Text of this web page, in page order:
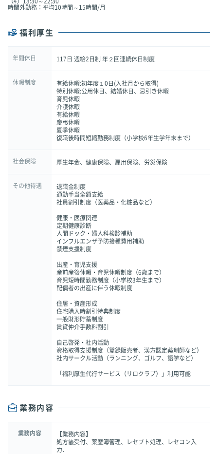
時間外勤務：平均10時間～15時間/月
福利厚生
年間休日 117日 週給2日制 年２回連続休日制度
休暇制度
有給休暇:初年度１0日(入社月から取得)
特別休暇:公用休日、結婚休日、忌引き休暇
育児休暇
介護休暇
有給休暇
慶弔休暇
夏季休暇
復職後時間短縮勤務制度（小学校6年生学年末まで）
社会保険 厚生年金、健康保険、雇用保険、労災保険
その他待遇
退職金制度
通勤手当全額支給
社員割引制度（医薬品・化粧品など）
健康・医療関連
定期健康診断
人間ドック・婦人科検診補助
インフルエンザ予防接種費用補助
禁煙支援制度
出産・育児支援
産前産後休暇・育児休暇制度（6歳まで）
育児短時間勤務制度（小学校3年生まで）
配偶者の出産に伴う休暇制度
住居・資産形成
住宅購入時割引特典制度
一般財形貯蓄制度
賃貸仲介手数料割引
自己啓発・社内活動
資格取得支援制度（登録販売者、漢方認定薬剤師など）
社内サークル活動（ランニング、ゴルフ、語学など）
「福利厚生代行サービス（リロクラブ）」利用可能
業務内容
業務内容
【業務内容】
処方箋受付、薬歴簿管理、レセプト処理、レセコン入
力、